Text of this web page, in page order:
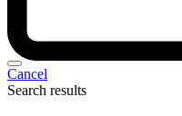
Cancel
Search results